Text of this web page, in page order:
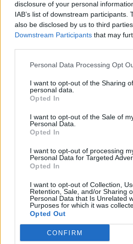
disclosure of your personal
IAB’s list of downstream participants.
also be disclosed by us to third
Downstream Participants that may
Personal Data Processing Opt
I want to opt-out of the Sharing
personal data.
Opted In
I want to opt-out of the Sale of
Personal Data.
Opted In
I want to opt-out of processing
Personal Data for Targeted
Opted In
I want to opt-out of Collection,
Retention, Sale, and/or Sharing
Personal Data that Is Unrelated
Purposes for which it was
Opted Out
CONFIRM
diákhitel kamat
nyelvvizsga-amnesztia
Belügyminisztérium
hét hírei
összefoglaló
ágazati szakmai bérpótlék
keresztféléves felvételi 2023